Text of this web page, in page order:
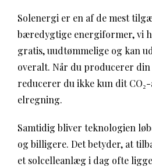
Solenergi er en af de mest
bæredygtige energiformer, vi
gratis, uudtømmelige og kan
overalt. Når du producerer
reducerer du ikke kun dit
elregning.
Samtidig bliver teknologien
og billigere. Det betyder, at
et solcelleanlæg i dag ofte